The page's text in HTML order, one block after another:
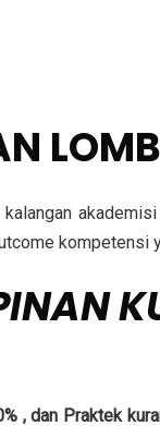
kompetensi
, dan Praktek